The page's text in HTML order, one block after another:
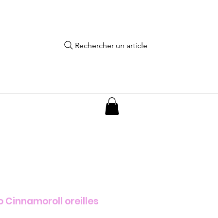
Rechercher un article
Cinnamoroll oreilles